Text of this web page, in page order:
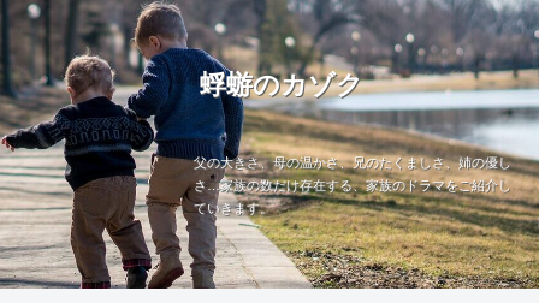
蜉蝣のカゾク
父の大きさ、母の温かさ、兄のたくましさ、姉の優し
さ…家族の数だけ存在する、家族のドラマをご紹介し
ていきます。